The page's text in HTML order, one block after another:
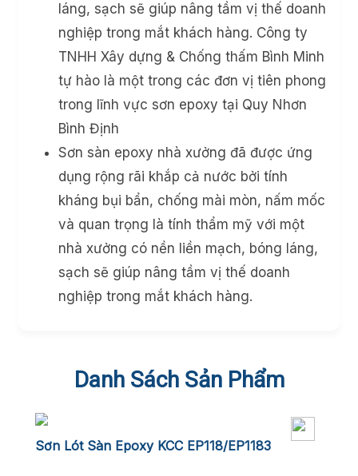
láng, sạch sẽ giúp nâng tầm vị thế doanh
nghiệp trong mắt khách hàng. Công ty
TNHH Xây dựng & Chống thấm Bình Minh
tự hào là một trong các đơn vị tiên phong
trong lĩnh vực sơn epoxy tại Quy Nhơn
Bình Định
Sơn sàn epoxy nhà xưởng đã được ứng
dụng rộng rãi khắp cả nước bởi tính
kháng bụi bẩn, chống mài mòn, nấm mốc
và quan trọng là tính thẩm mỹ với một
nhà xưởng có nền liền mạch, bóng láng,
sạch sẽ giúp nâng tầm vị thế doanh
nghiệp trong mắt khách hàng.
Danh Sách Sản Phẩm
Sơn Lót Sàn Epoxy KCC EP118/EP1183